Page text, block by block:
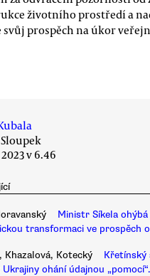
životního prostředí a
svůj prospěch na úkor
Sloupek
v 6.46
Ministr Síkela ohýbá
transformaci ve prospěch
Khazalová, Kotecký
Křetínský
ohání údajnou